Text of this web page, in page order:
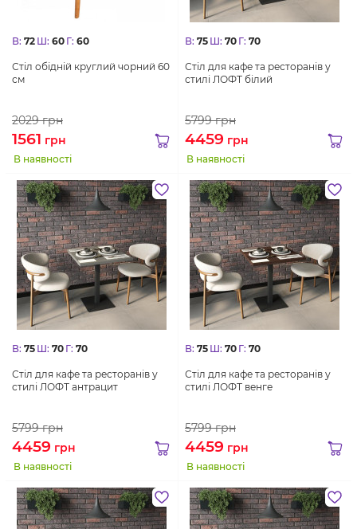
В: 72 Ш: 60 Г: 60
Стіл обідній круглий чорний 60
см
2029грн
1561 грн
В наявності
В: 75 Ш: 70 Г: 70
Стіл для кафе та ресторанів у
стилі ЛОФТ білий
5799грн
4459 грн
В наявності
В: 75 Ш: 70 Г: 70
Стіл для кафе та ресторанів у
стилі ЛОФТ антрацит
5799грн
4459 грн
В наявності
В: 75 Ш: 70 Г: 70
Стіл для кафе та ресторанів у
стилі ЛОФТ венге
5799грн
4459 грн
В наявності